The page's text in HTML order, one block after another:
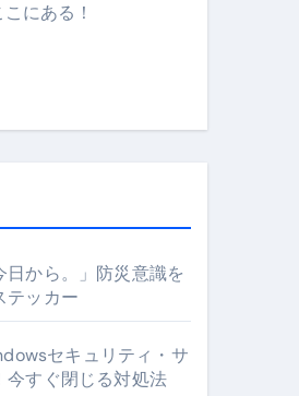
にある！
日から。」防災意識を
テッカー
セキュリティ・サ
今すぐ閉じる対処法